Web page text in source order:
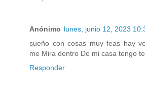
Anónimo lunes, junio 12, 2023
sueño con cosas muy feas hay
me Mira dentro De mi casa tengo
Responder